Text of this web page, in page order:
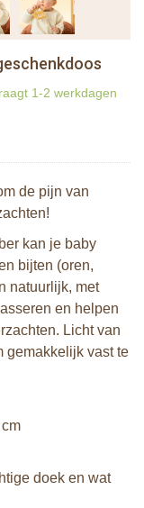
1-2 werkdagen
de pijn van
kan je baby
bijten (oren,
natuurlijk, met
en helpen
Licht van
gemakkelijk vast te
doek en wat